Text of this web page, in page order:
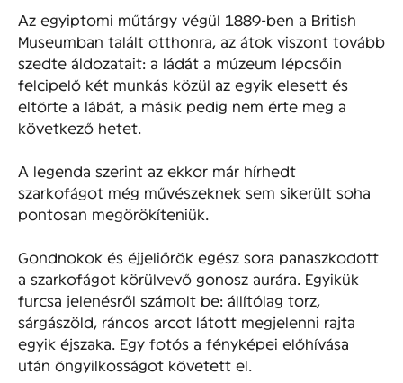
Az egyiptomi műtárgy végül 1889-ben a British
Museumban talált otthonra, az átok viszont tovább
szedte áldozatait: a ládát a múzeum lépcsőin
felcipelő két munkás közül az egyik elesett és
eltörte a lábát, a másik pedig nem érte meg a
következő hetet.
A legenda szerint az ekkor már hírhedt
szarkofágot még művészeknek sem sikerült soha
pontosan megörökíteniük.
Gondnokok és éjjeliőrök egész sora panaszkodott
a szarkofágot körülvevő gonosz aurára. Egyikük
furcsa jelenésről számolt be: állítólag torz,
sárgászöld, ráncos arcot látott megjelenni rajta
egyik éjszaka. Egy fotós a fényképei előhívása
után öngyilkosságot követett el.